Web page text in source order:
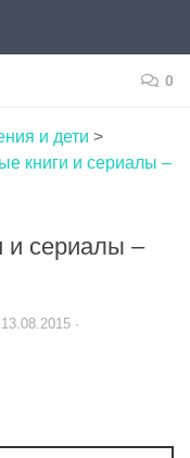
0
и дети >
книги и сериалы –
и сериалы –
13.08.2015 ·